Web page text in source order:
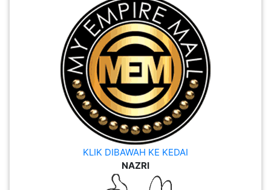
KLIK DIBAWAH KE KEDAI
NAZRI